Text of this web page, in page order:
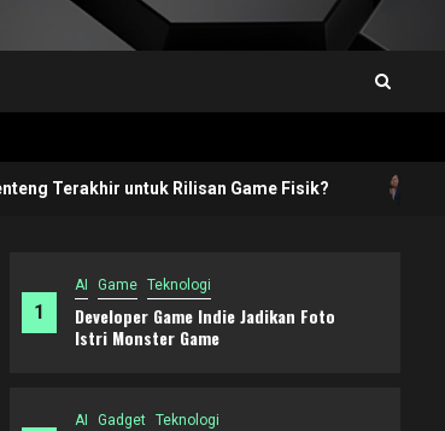
untuk Rilisan Game Fisik? 4 Shuhei
1
AI Game Teknologi
Developer Game Indie Jadikan Foto
Istri Monster Game
AI Gadget Teknologi